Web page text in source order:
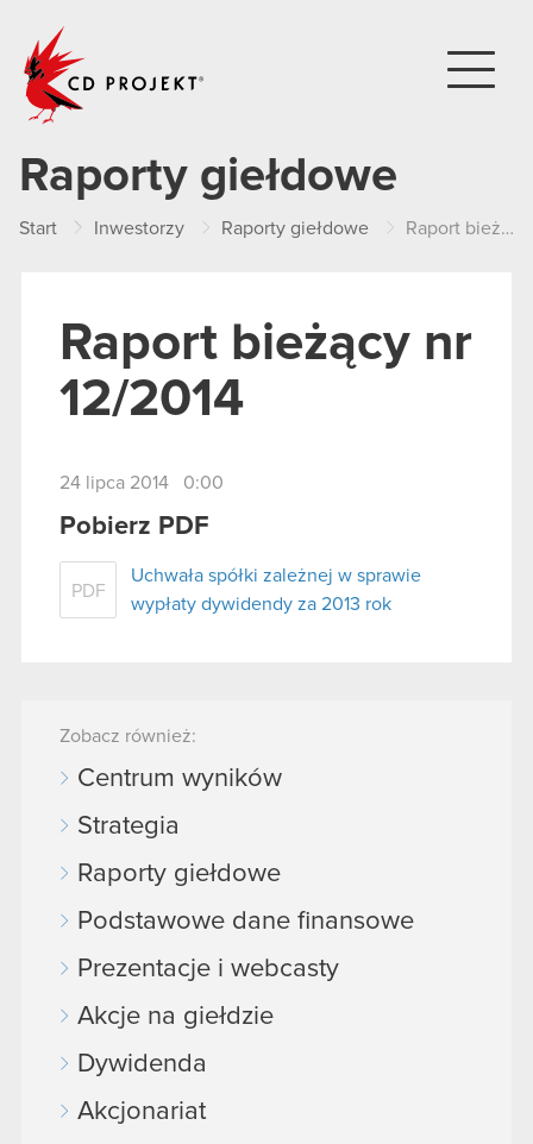
Raporty giełdowe
Start Inwestorzy Raporty giełdowe Raport bieżący nr 12/2014
Raport bieżący nr
12/2014
24 lipca 2014 0:00
Pobierz PDF
PDF
Uchwała spółki zależnej w sprawie
wypłaty dywidendy za 2013 rok
Zobacz również:
Centrum wyników
Strategia
Raporty giełdowe
Podstawowe dane finansowe
Prezentacje i webcasty
Akcje na giełdzie
Dywidenda
Akcjonariat